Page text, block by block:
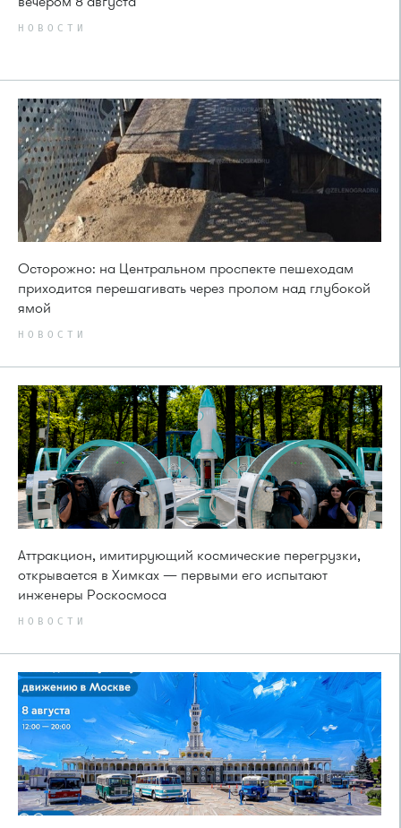
НОВОСТИ
Осторожно: на Центральном проспекте пешеходам
приходится перешагивать через пролом над глубокой
ямой
НОВОСТИ
Аттракцион, имитирующий космические перегрузки,
открывается в Химках — первыми его испытают
инженеры Роскосмоса
НОВОСТИ